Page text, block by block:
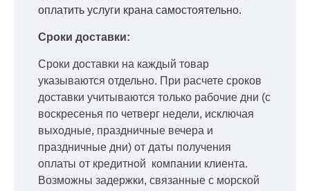
оплатить услуги крана самостоятельно.
Сроки доставки:
Сроки доставки на каждый товар
указываются отдельно. При расчете сроков
доставки учитываются только рабочие дни (с
воскресенья по четверг недели, исключая
выходные, праздничные вечера и
праздничные дни) от даты получения
оплаты от кредитной компании клиента.
Возможны задержки, связанные с морской